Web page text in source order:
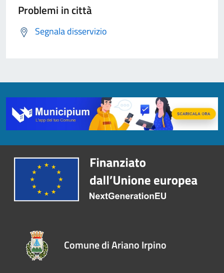
Problemi in città
Segnala disservizio
Comune di Ariano Irpino